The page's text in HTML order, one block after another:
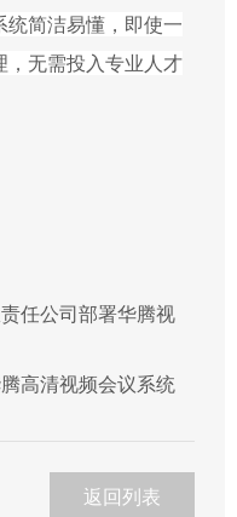
简洁易懂，即使一
，无需投入专业人才
任公司部署华腾视
高清视频会议系统
返回列表